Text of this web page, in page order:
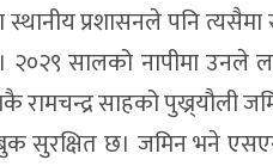
प्रशासनले पनि
सालको नापीमा उनले
साहको पुख्र्यौली
सुरक्षित छ। जमिन भने